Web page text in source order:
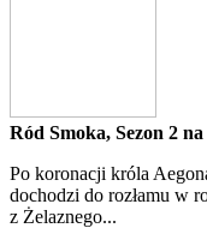
Ród Smoka, Sezon 2
Po koronacji króla
dochodzi do rozłamu w
z Żelaznego...